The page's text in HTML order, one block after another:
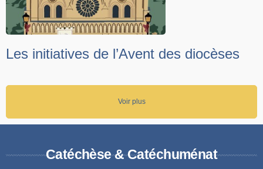
Les initiatives de l’Avent des diocèses
Voir plus
Catéchèse & Catéchuménat